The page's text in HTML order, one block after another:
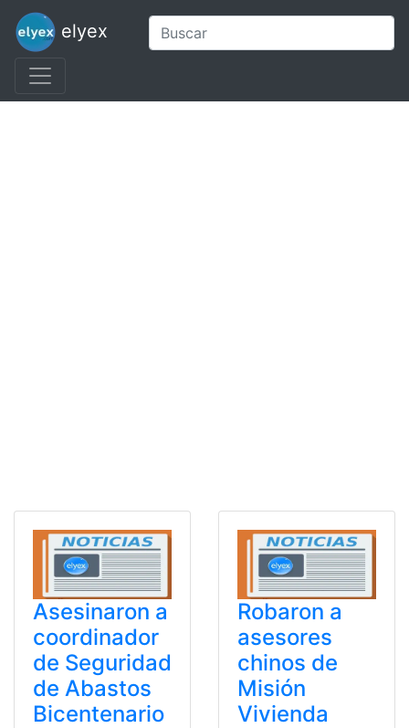
elyex
Asesinaron a
coordinador
de Seguridad
de Abastos
Bicentenario
Robaron a
asesores
chinos de
Misión
Vivienda